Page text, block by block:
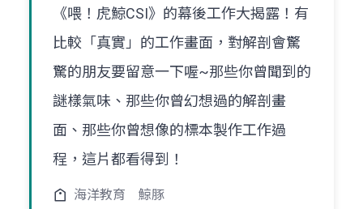
《喂！虎鯨CSI》的幕後工作大揭露！有
比較「真實」的工作畫面，對解剖會驚
驚的朋友要留意一下喔~那些你曾聞到的
謎樣氣味、那些你曾幻想過的解剖畫
面、那些你曾想像的標本製作工作過
程，這片都看得到！
海洋教育 鯨豚